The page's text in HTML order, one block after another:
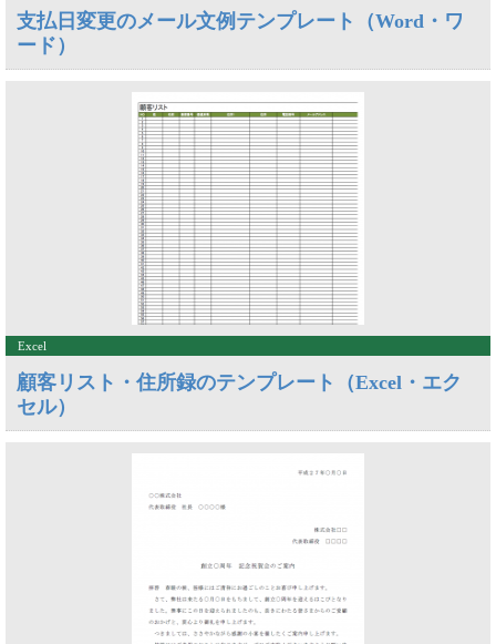
支払日変更のメール文例テンプレート（Word・ワ
ード）
Excel
顧客リスト・住所録のテンプレート（Excel・エク
セル）